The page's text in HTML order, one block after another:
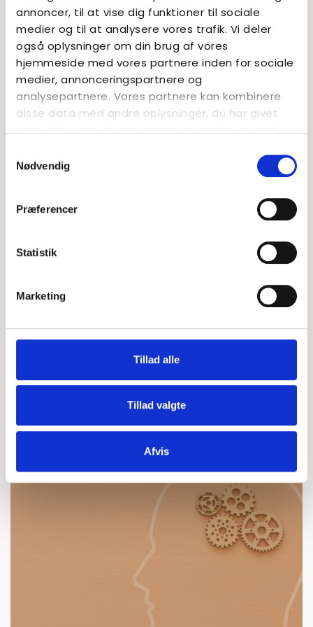
annoncer, til at vise dig funktioner til sociale
medier og til at analysere vores trafik. Vi deler
også oplysninger om din brug af vores
hjemmeside med vores partnere inden for sociale
medier, annonceringspartnere og
analysepartnere. Vores partnere kan kombinere
disse data med andre oplysninger, du har givet
Nødvendig
Præferencer
Statistik
Marketing
Tillad alle
Tillad valgte
Afvis
Kontakt
Catja Middelboe Andersen
LÆS OGSÅ...